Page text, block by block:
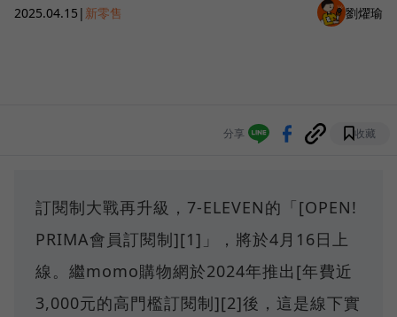
2025.04.15 | 新零售 劉燿瑜
分享 收藏
訂閱制大戰再升級，7-ELEVEN的「[OPEN!
PRIMA會員訂閱制][1]」，將於4月16日上
線。繼momo購物網於2024年推出[年費近
3,000元的高門檻訂閱制][2]後，這是線下實